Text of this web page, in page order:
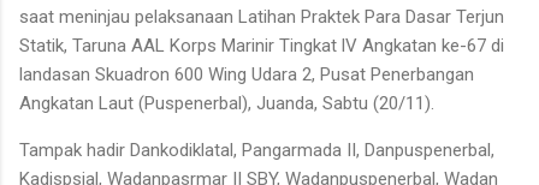
saat meninjau pelaksanaan Latihan Praktek Para Dasar Terjun
Statik, Taruna AAL Korps Marinir Tingkat lV Angkatan ke-67 di
landasan Skuadron 600 Wing Udara 2, Pusat Penerbangan
Angkatan Laut (Puspenerbal), Juanda, Sabtu (20/11).
Tampak hadir Dankodiklatal, Pangarmada II, Danpuspenerbal,
Kadispsial, Wadanpasrmar II SBY, Wadanpuspenerbal, Wadan